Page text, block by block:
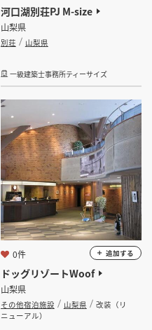
河口湖別荘PJ M-size
山梨県
別荘 山梨県
一級建築士事務所ティーサイズ
ドッグリゾートWoof
山梨県
その他宿泊施設 山梨県
改装（リ
ニューアル）
0件 追加する